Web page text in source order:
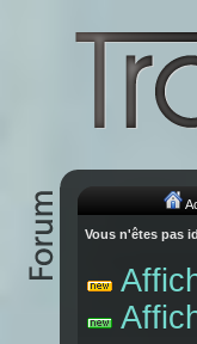
Vous n'êtes pas